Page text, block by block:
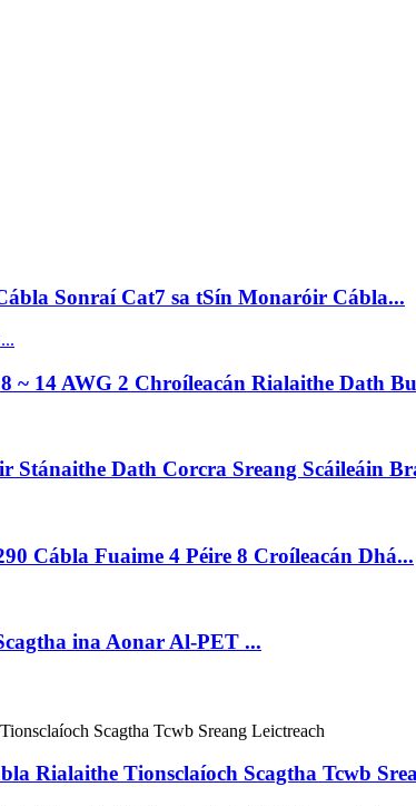
Sonraí Cat7 sa tSín Monaróir Cábla...
~ 14 AWG 2 Chroíleacán Rialaithe Dath
Stánaithe Dath Corcra Sreang Scáileáin
Cábla Fuaime 4 Péire 8 Croíleacán Dhá...
ina Aonar Al-PET ...
Rialaithe Tionsclaíoch Scagtha Tcwb